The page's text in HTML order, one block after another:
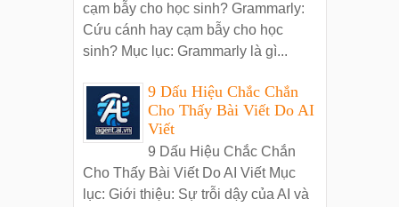
cạm bẫy cho học sinh? Grammarly:
Cứu cánh hay cạm bẫy cho học
sinh? Mục lục: Grammarly là gì...
9 Dấu Hiệu Chắc Chắn
Cho Thấy Bài Viết Do AI
Viết
9 Dấu Hiệu Chắc Chắn
Cho Thấy Bài Viết Do AI Viết Mục
lục: Giới thiệu: Sự trỗi dậy của AI và